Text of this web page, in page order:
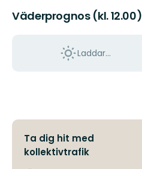
Väderprognos (kl. 12.00)
Laddar...
Ta dig hit med
kollektivtrafik